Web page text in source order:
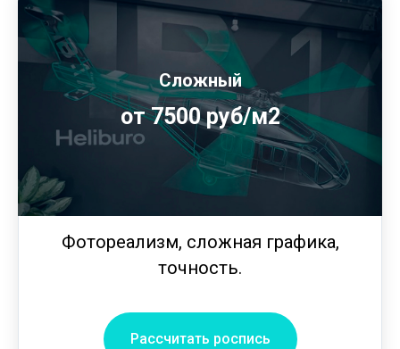
Сложный
от 7500 руб/м2
Фотореализм, сложная графика,
точность.
Рассчитать роспись